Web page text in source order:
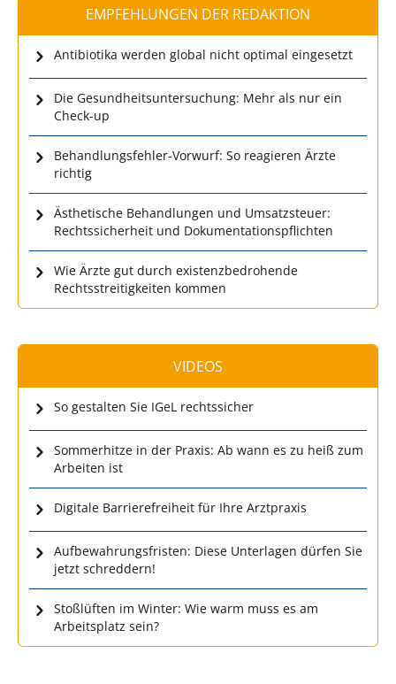
EMPFEHLUNGEN DER REDAKTION
Antibiotika werden global nicht optimal eingesetzt
Die Gesundheitsuntersuchung: Mehr als nur ein
Check-up
Behandlungsfehler-Vorwurf: So reagieren Ärzte
richtig
Ästhetische Behandlungen und Umsatzsteuer:
Rechtssicherheit und Dokumentationspflichten
Wie Ärzte gut durch existenzbedrohende
Rechtsstreitigkeiten kommen
VIDEOS
So gestalten Sie IGeL rechtssicher
Sommerhitze in der Praxis: Ab wann es zu heiß zum
Arbeiten ist
Digitale Barrierefreiheit für Ihre Arztpraxis
Aufbewahrungsfristen: Diese Unterlagen dürfen Sie
jetzt schreddern!
Stoßlüften im Winter: Wie warm muss es am
Arbeitsplatz sein?